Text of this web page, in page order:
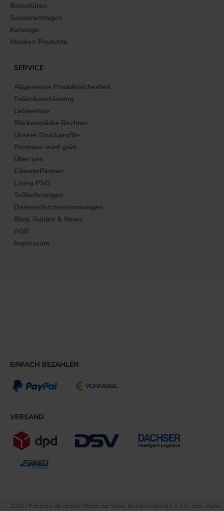
Broschüren
Sonderanfragen
Kataloge
Munken Produkte
SERVICE
Allgemeine Produktsicherheit
Folienkaschierung
Lettershop
Rückenstärke Rechner
Unsere Druckprofile
Printnow wird grün
Über uns
ClimatePartner
Living PSO
Teillieferungen
Datenschutzbestimmungen
Blog, Guides & News
AGB
Impressum
EINFACH BEZAHLEN
VERSAND
2026 | Printnow.de ist eine Marke der Silber Druck GmbH & Co. KG, Otto-Hahn-